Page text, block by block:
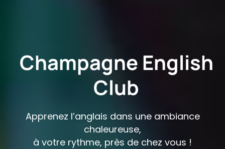
Champagne English
Club
Apprenez l’anglais dans une ambiance
chaleureuse,
à votre rythme, près de chez vous !